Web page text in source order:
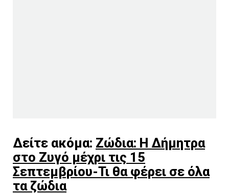
Δείτε ακόμα: Ζώδια: Η Δήμητρα
στο Ζυγό μέχρι τις 15
Σεπτεμβρίου-Τι θα φέρει σε όλα
τα ζώδια